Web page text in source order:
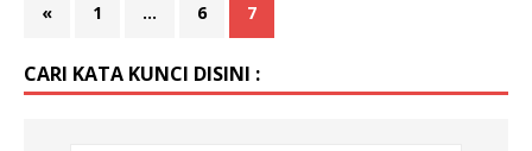
« 1 … 6 7
CARI KATA KUNCI DISINI :